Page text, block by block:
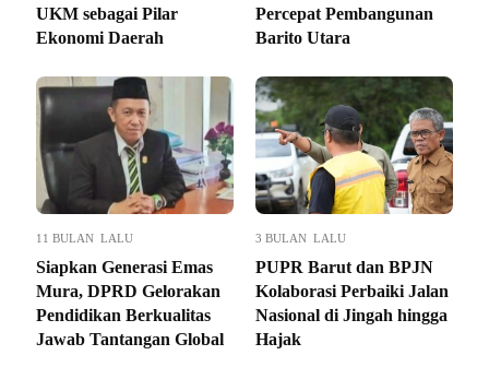
UKM sebagai Pilar
Ekonomi Daerah
Percepat Pembangunan
Barito Utara
11 BULAN LALU
Siapkan Generasi Emas
Mura, DPRD Gelorakan
Pendidikan Berkualitas
Jawab Tantangan Global
3 BULAN LALU
PUPR Barut dan BPJN
Kolaborasi Perbaiki Jalan
Nasional di Jingah hingga
Hajak